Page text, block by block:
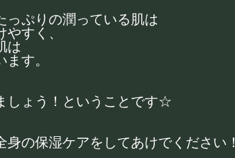
っぷりの潤っている肌は
すく、
は
す。
しょう！ということです☆
の保湿ケアをしてあけでください！